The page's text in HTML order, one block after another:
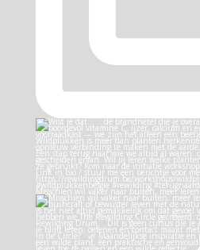
Misschien wil vaker naar buiten, meer